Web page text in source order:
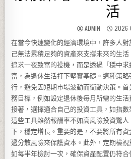
活
AUTHOR:
ADMIN 2026-
在當今快速變化的經濟環境中，許多人
己無法累積足夠的資產來支撐未來的生
追求一夜致富的投機，而是透過「穩中
富，為退休生活打下堅實基礎。這種策
行，避免因短期市場波動而衝動決策。
務目標，例如設定退休後每月所需的生
接著，選擇適合自己的投資工具，如指數
這些工具雖然報酬率不如高風險投資驚
下，穩定增長。重要的是，不要將所有
過分散風險來保護資本。此外，定期檢
如每半年檢討一次，確保資產配置仍符